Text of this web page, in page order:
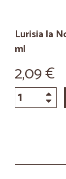
Lurisia la
ml
2,09 €